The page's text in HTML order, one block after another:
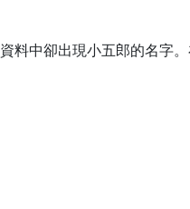
料中卻出現小五郎的名字